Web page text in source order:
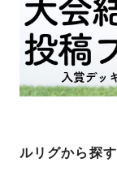
ルリグから探す